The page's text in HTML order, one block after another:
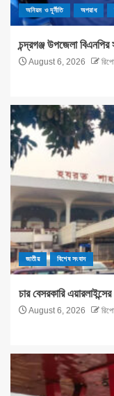
অনিয়ম ও দূর্নীতি অপরাধ
চন্দ্রগঞ্জ উপজেলা
August 6, 2026
জাতীয় বিশেষ সংবাদ
চার বেসরকারি
August 6, 2026